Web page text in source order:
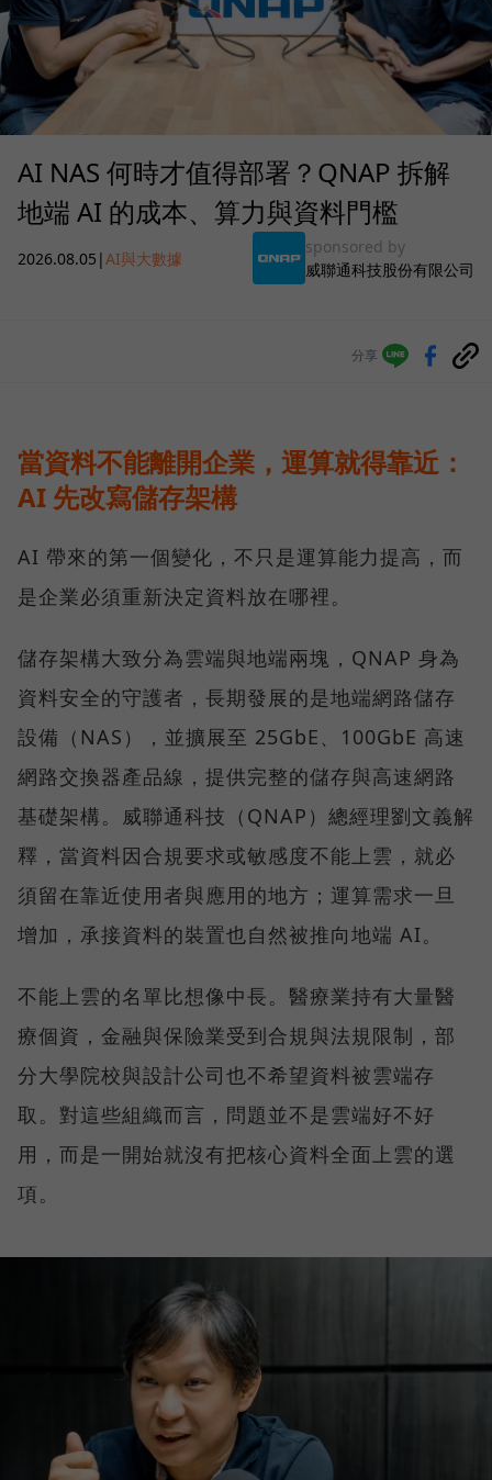
AI NAS 何時才值得部署？QNAP 拆解
地端 AI 的成本、算力與資料門檻
2026.08.05 |AI與大數據
sponsored by
威聯通科技股份有限公司
分享
當資料不能離開企業，運算就得靠近：
AI 先改寫儲存架構
AI 帶來的第一個變化，不只是運算能力提高，而
是企業必須重新決定資料放在哪裡。
儲存架構大致分為雲端與地端兩塊，QNAP 身為
資料安全的守護者，長期發展的是地端網路儲存
設備（NAS），並擴展至 25GbE、100GbE 高速
網路交換器產品線，提供完整的儲存與高速網路
基礎架構。威聯通科技（QNAP）總經理劉文義解
釋，當資料因合規要求或敏感度不能上雲，就必
須留在靠近使用者與應用的地方；運算需求一旦
增加，承接資料的裝置也自然被推向地端 AI。
不能上雲的名單比想像中長。醫療業持有大量醫
療個資，金融與保險業受到合規與法規限制，部
分大學院校與設計公司也不希望資料被雲端存
取。對這些組織而言，問題並不是雲端好不好
用，而是一開始就沒有把核心資料全面上雲的選
項。